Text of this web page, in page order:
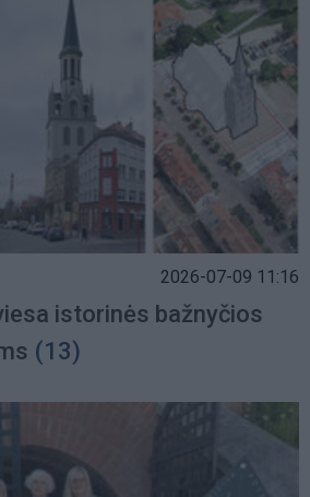
2026-07-09 11:16
istorinės bažnyčios
(13)